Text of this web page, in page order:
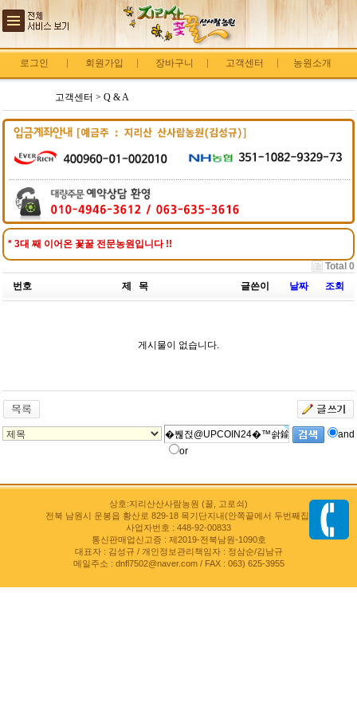
로그인 회원가입 장바구니 고객센터 농원소개
고객센터 > Q & A
* 3대 째 이어온 꽃꿀 전문농원입니다 !!
Total 0
번호
제 목 글쓴이 날짜 조회
게시물이 없습니다.
and
or
상호:지리산산사람농원 (꿀, 고로쇠)
전북 남원시 운봉읍 황산로 829-18 목기단지내(안쪽끝에서 두번째집)
사업자번호 : 448-92-00833
통신판매업신고증 : 제2019-전북남원-1090호
대표자 : 김성규 / 개인정보관리책임자 : 정삼순/김남규
메일주소 : dnfl7502@naver.com / FAX : 063) 625-3955